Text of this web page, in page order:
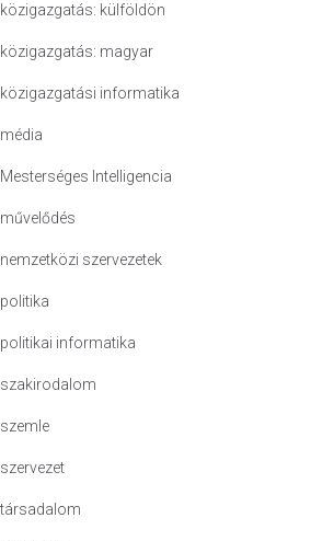
közigazgatás: külföldön
közigazgatás: magyar
közigazgatási informatika
média
Mesterséges Intelligencia
művelődés
nemzetközi szervezetek
politika
politikai informatika
szakirodalom
szemle
szervezet
társadalom